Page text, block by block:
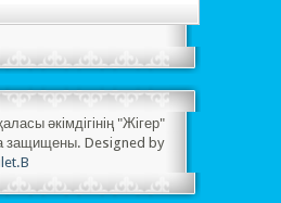
әкімдігінің "Жігер"
защищены. Designed by